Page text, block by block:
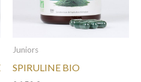
Juniors
SPIRULINE BIO